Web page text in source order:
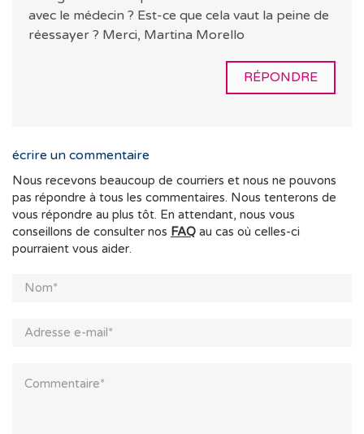
avec le médecin ? Est-ce que cela vaut la peine de
réessayer ? Merci, Martina Morello
RÉPONDRE
écrire un commentaire
Nous recevons beaucoup de courriers et nous ne pouvons
pas répondre à tous les commentaires. Nous tenterons de
vous répondre au plus tôt. En attendant, nous vous
conseillons de consulter nos FAQ au cas où celles-ci
pourraient vous aider.